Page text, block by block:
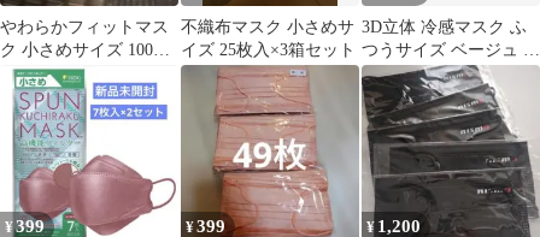
やわらかフィットマス
ク 小さめサイズ 100枚
入
不織布マスク 小さめサ
イズ 25枚入×3箱セット
3D立体 冷感マスク ふ
つうサイズ ベージュ 3
箱セット(30枚入 × 3箱)
¥399 ¥399 ¥ 1,200